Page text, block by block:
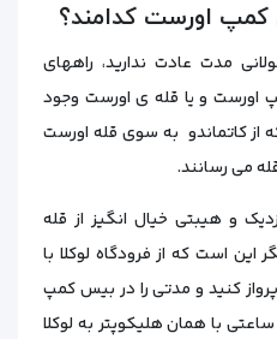
اورست کدامند؟
مدت عادت ندارید، راههای
و یا قله ی اورست وجود
از کاتماندو به سوی قله اورست
می رسانند.
و هیبتی خیال انگیز از قله
این است که از فرودگاه لوکلا با
کنید و مدتی را در بیس کمپ
با همان هلیکوپتر به لوکلا